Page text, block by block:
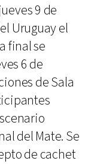
9 de
Uruguay el
final se
6 de
de Sala
del Mate. Se
de cachet